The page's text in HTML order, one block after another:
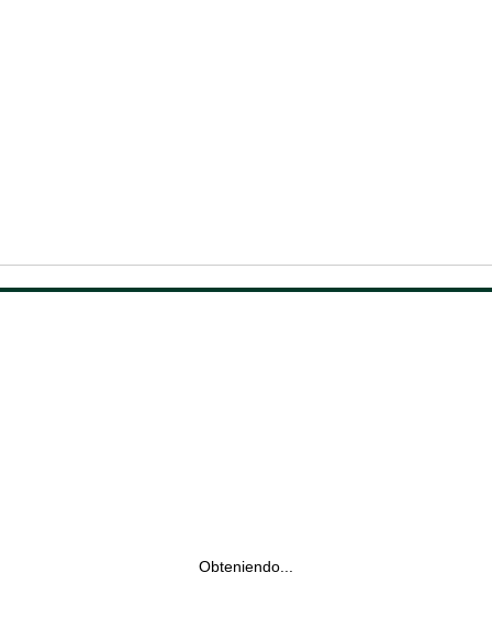
Obteniendo...